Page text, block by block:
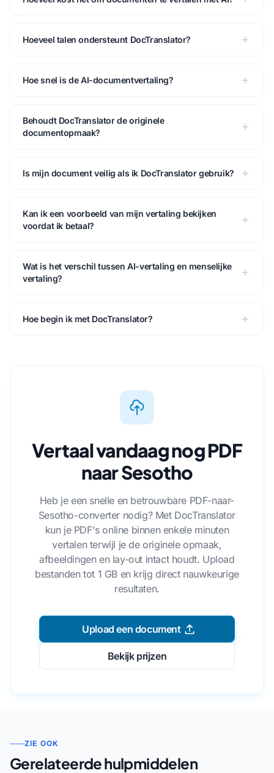
Hoeveel talen ondersteunt DocTranslator?
Hoe snel is de AI-documentvertaling?
Behoudt DocTranslator de originele
documentopmaak?
Is mijn document veilig als ik DocTranslator gebruik?
Kan ik een voorbeeld van mijn vertaling bekijken
voordat ik betaal?
Wat is het verschil tussen AI-vertaling en menselijke
vertaling?
Hoe begin ik met DocTranslator?
Vertaal vandaag nog PDF
naar Sesotho
Heb je een snelle en betrouwbare PDF-naar-
Sesotho-converter nodig? Met DocTranslator
kun je PDF's online binnen enkele minuten
vertalen terwijl je de originele opmaak,
afbeeldingen en lay-out intact houdt. Upload
bestanden tot 1 GB en krijg direct nauwkeurige
resultaten.
Upload een document
Bekijk prijzen
ZIE OOK
Gerelateerde hulpmiddelen